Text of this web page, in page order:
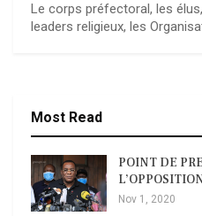
Le corps préfectoral, les
leaders religieux, les
Most Read
POINT DE
Nov 1, 2020